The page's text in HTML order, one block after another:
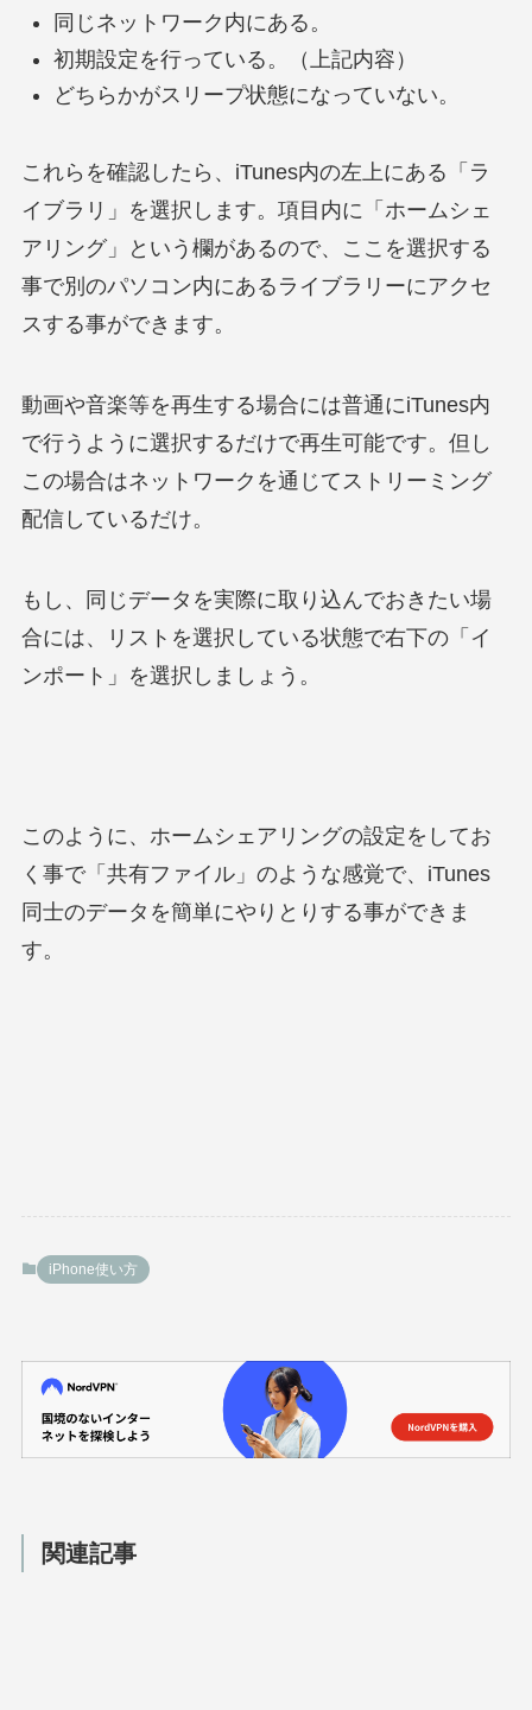
同じネットワーク内にある。
初期設定を行っている。（上記内容）
どちらかがスリープ状態になっていない。
これらを確認したら、iTunes内の左上にある「ラ
イブラリ」を選択します。項目内に「ホームシェ
アリング」という欄があるので、ここを選択する
事で別のパソコン内にあるライブラリーにアクセ
スする事ができます。
動画や音楽等を再生する場合には普通にiTunes内
で行うように選択するだけで再生可能です。但し
この場合はネットワークを通じてストリーミング
配信しているだけ。
もし、同じデータを実際に取り込んでおきたい場
合には、リストを選択している状態で右下の「イ
ンポート」を選択しましょう。
このように、ホームシェアリングの設定をしてお
く事で「共有ファイル」のような感覚で、iTunes
同士のデータを簡単にやりとりする事ができま
す。
iPhone使い方
関連記事